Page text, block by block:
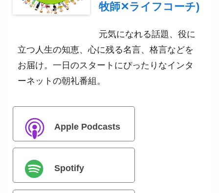
牧師✕ライフコーチ)
元気になれる話題、役に
立つ人生の知恵、心に残る名言、格言などを
お届け。一日のスタートにぴったりなインタ
ーネットの朝礼番組。
Apple Podcasts
Spotify